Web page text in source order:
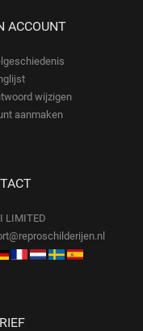
ACCOUNT
wijzigen
aanmaken
LIMITED